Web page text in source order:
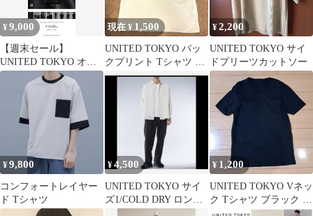
¥9,000
​【週末セール】
UNITED TOKYO オー
プンカラーシャツ
現在 ¥ 1,500
UNITED TOKYO バッ
クプリント Tシャツ ア
イボリー
¥2,200
UNITED TOKYO サイ
ドプリーツカットソー
¥9,800
コンフォートレイヤー
ド Tシャツ
¥4,500
UNITED TOKYO サイ
ズ1/COLD DRY ロング
スリーブシャツ
¥ 1,200
UNITED TOKYO Vネッ
ク Tシャツ ブラック サ
イズ2